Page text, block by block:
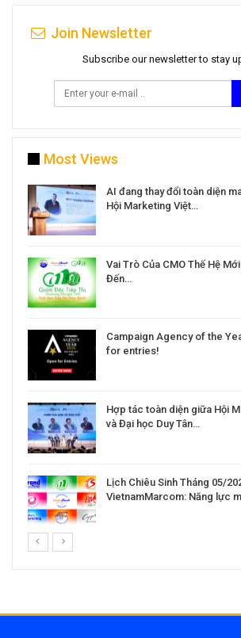
Join Newsletter
Subscribe our newsletter to stay
Most Views
AI đang thay đổi toàn diện
Hội Marketing Việt…
Vai Trò Của CMO Thế Hệ
Đến…
Campaign Agency of the
for entries!
Hợp tác toàn diện giữa Hội
và Đại học Duy Tân…
Lịch Chiêu Sinh Tháng 05/
VietnamMarcom: Năng lực